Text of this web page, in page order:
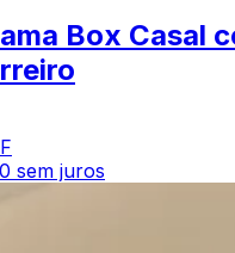
Box Casal
sem juros